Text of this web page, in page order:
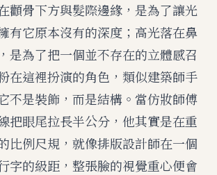
顴骨下方與髮際邊緣，是為了讓光
有它原本沒有的深度；高光落在鼻
是為了把一個並不存在的立體感召
在這裡扮演的角色，類似建築師手
是裝飾，而是結構。當仿妝師傅
把眼尾拉長半公分，他其實是在重
比例尺規，就像排版設計師在一個
字的級距，整張臉的視覺重心便會